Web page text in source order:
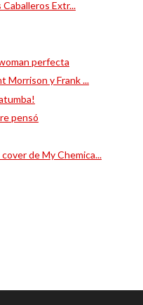
Extr...
perfecta
Morrison y Frank ...
pensó
de My Chemica...